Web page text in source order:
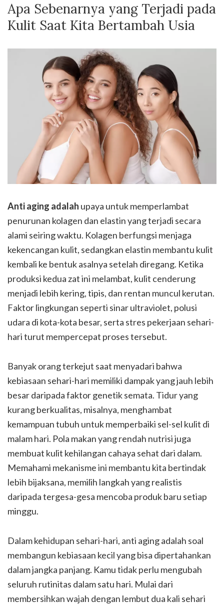
Apa Sebenarnya yang Terjadi pada
Kulit Saat Kita Bertambah Usia
Anti aging adalah upaya untuk memperlambat
penurunan kolagen dan elastin yang terjadi secara
alami seiring waktu. Kolagen berfungsi menjaga
kekencangan kulit, sedangkan elastin membantu kulit
kembali ke bentuk asalnya setelah diregang. Ketika
produksi kedua zat ini melambat, kulit cenderung
menjadi lebih kering, tipis, dan rentan muncul kerutan.
Faktor lingkungan seperti sinar ultraviolet, polusi
udara di kota-kota besar, serta stres pekerjaan sehari-
hari turut mempercepat proses tersebut.
Banyak orang terkejut saat menyadari bahwa
kebiasaan sehari-hari memiliki dampak yang jauh lebih
besar daripada faktor genetik semata. Tidur yang
kurang berkualitas, misalnya, menghambat
kemampuan tubuh untuk memperbaiki sel-sel kulit di
malam hari. Pola makan yang rendah nutrisi juga
membuat kulit kehilangan cahaya sehat dari dalam.
Memahami mekanisme ini membantu kita bertindak
lebih bijaksana, memilih langkah yang realistis
daripada tergesa-gesa mencoba produk baru setiap
minggu.
Dalam kehidupan sehari-hari, anti aging adalah soal
membangun kebiasaan kecil yang bisa dipertahankan
dalam jangka panjang. Kamu tidak perlu mengubah
seluruh rutinitas dalam satu hari. Mulai dari
membersihkan wajah dengan lembut dua kali sehari